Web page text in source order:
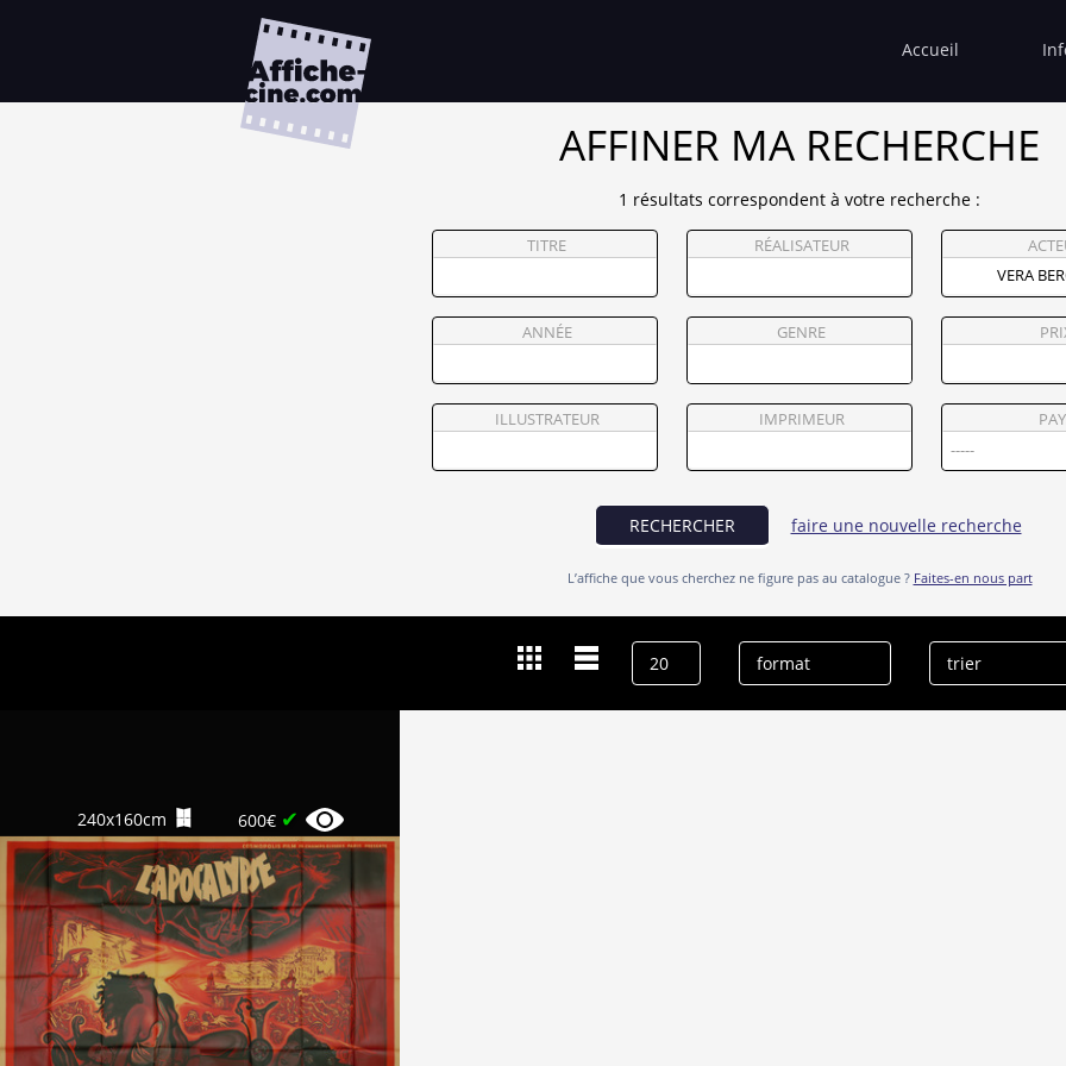
Accueil
AFFINER MA RECHERCHE
1 résultats correspondent à votre recherche :
TITRE RÉALISATEUR
ANNÉE GENRE
ILLUSTRATEUR IMPRIMEUR
RECHERCHER faire une nouvelle recherche
L’affiche que vous cherchez ne figure pas au catalogue ? Faites-en nous part
Vera Bergman
effacer l’historique
240x160cm 600€ ✔